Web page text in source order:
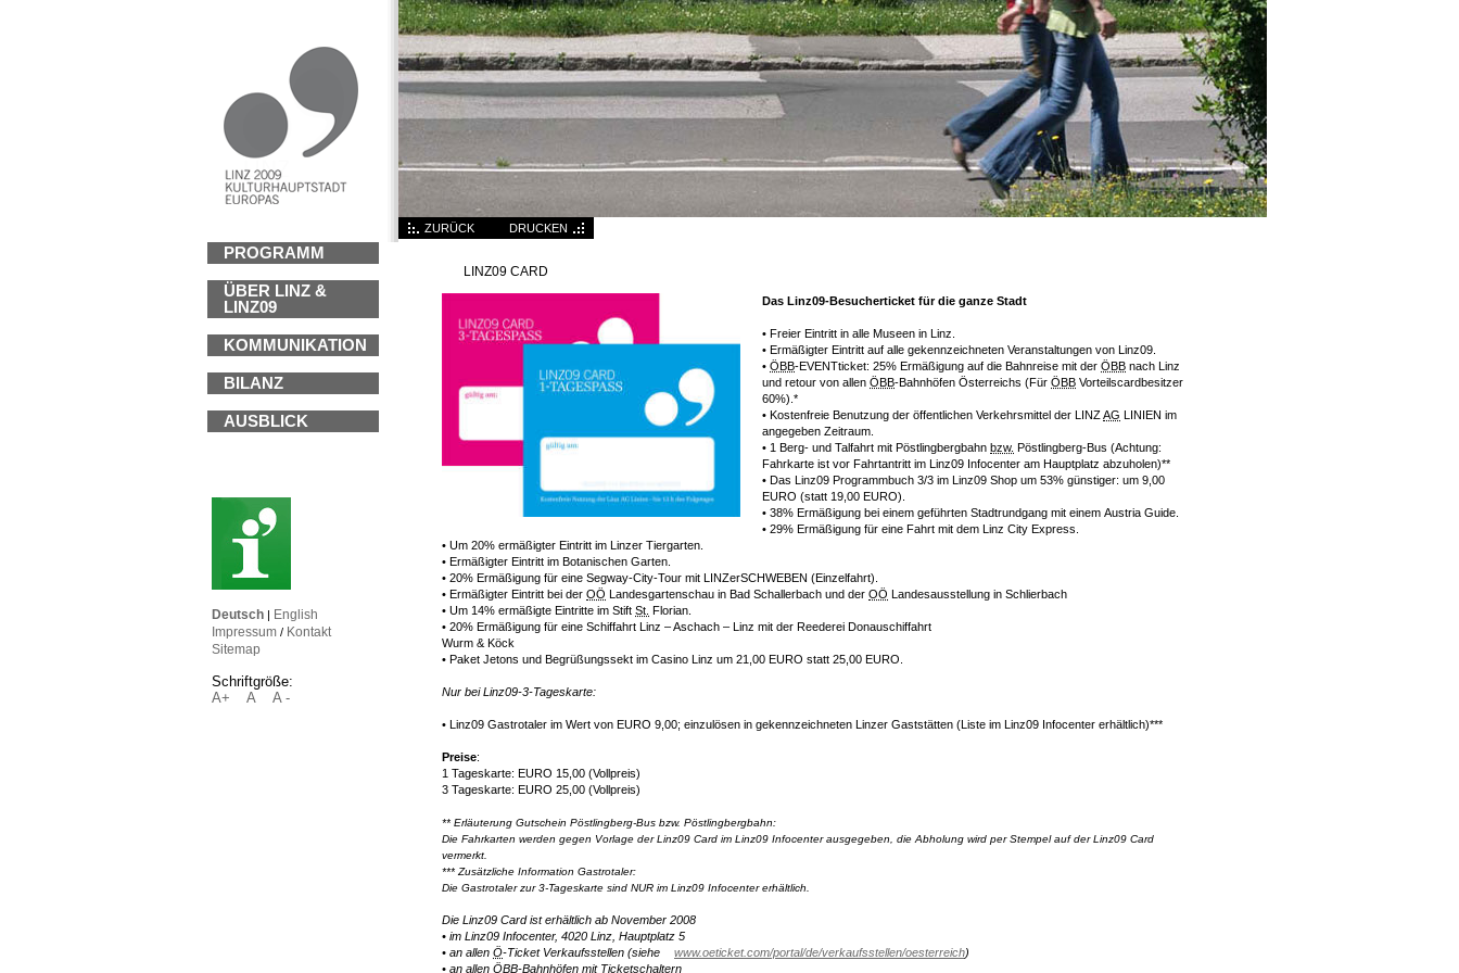
ZURÜCK DRUCKEN
PROGRAMM
ÜBER LINZ &
LINZ09
KOMMUNIKATION
BILANZ
AUSBLICK
Deutsch | English
Impressum / Kontakt
Sitemap
Schriftgröße:
A+
A A -
LINZ09 CARD
Das Linz09-Besucherticket für die ganze Stadt
• Freier Eintritt in alle Museen in Linz.
• Ermäßigter Eintritt auf alle gekennzeichneten Veranstaltungen von Linz09.
• ÖBB-EVENTticket: 25% Ermäßigung auf die Bahnreise mit der ÖBB nach Linz
und retour von allen ÖBB-Bahnhöfen Österreichs (Für ÖBB Vorteilscardbesitzer
60%).*
• Kostenfreie Benutzung der öffentlichen Verkehrsmittel der LINZAG LINIEN im
angegeben Zeitraum.
• 1 Berg- und Talfahrt mit Pöstlingbergbahn bzw. Pöstlingberg-Bus (Achtung:
Fahrkarte ist vor Fahrtantritt im Linz09 Infocenter am Hauptplatz abzuholen)**
• Das Linz09 Programmbuch 3/3 im Linz09 Shop um 53% günstiger: um 9,00
EURO (statt 19,00 EURO).
• 38% Ermäßigung bei einem geführten Stadtrundgang mit einem Austria Guide
• 29% Ermäßigung für eine Fahrt mit dem Linz City Express
• Um 20% ermäßigter Eintritt im Linzer Tiergarten.
• Ermäßigter Eintritt im Botanischen Garten.
• 20% Ermäßigung für eine Segway-City-Tour mit LINZerSCHWEBEN (Einzelfahrt).
• Ermäßigter Eintritt bei der OÖ Landesgartenschau in Bad Schallerbach und der OÖ Landesausstellung in Schlierbach
• Um 14% ermäßigte Eintritte im Stift St. Florian.
• 20% Ermäßigung für eine Schiffahrt Linz – Aschach – Linz mit der Reederei Donauschiffahrt
Wurm & Köck
• Paket Jetons und Begrüßungssekt im Casino Linz um 21,00 EURO statt 25,00 EURO.
Nur bei Linz09-3-Tageskarte:
• Linz09 Gastrotaler im Wert von EURO 9,00; einzulösen in gekennzeichneten Linzer Gaststätten (Liste im Linz09 Infocenter erhältlich)***
Preise:
1 Tageskarte: EURO 15,00 (Vollpreis)
3 Tageskarte: EURO 25,00 (Vollpreis)
** Erläuterung Gutschein Pöstlingberg-Bus bzw. Pöstlingbergbahn:
Die Fahrkarten werden gegen Vorlage der Linz09 Card im Linz09 Infocenterausgegeben, die Abholung wird per Stempel auf der Linz09 Card
vermerkt.
*** Zusätzliche Information Gastrotaler:
Die Gastrotaler zur 3-Tageskarte sind NUR im Linz09 Infocentererhältlich.
Die Linz09 Card ist erhältlich ab November 2008
• im Linz09 Infocenter, 4020 Linz, Hauptplatz 5
• an allen Ö-Ticket Verkaufsstellen (siehe www.oeticket.com/portal/de/verkaufsstellen/oesterreich)
• an allen ÖBB-Bahnhöfen mit Ticketschaltern